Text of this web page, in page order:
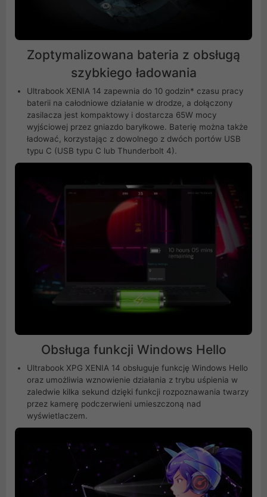
Zoptymalizowana bateria z obsługą
szybkiego ładowania
Ultrabook XENIA 14 zapewnia do 10 godzin* czasu pracy
baterii na całodniowe działanie w drodze, a dołączony
zasilacza jest kompaktowy i dostarcza 65W mocy
wyjściowej przez gniazdo baryłkowe. Baterię można także
ładować, korzystając z dowolnego z dwóch portów USB
typu C (USB typu C lub Thunderbolt 4).
Obsługa funkcji Windows Hello
Ultrabook XPG XENIA 14 obsługuje funkcję Windows Hello
oraz umożliwia wznowienie działania z trybu uśpienia w
zaledwie kilka sekund dzięki funkcji rozpoznawania twarzy
przez kamerę podczerwieni umieszczoną nad
wyświetlaczem.